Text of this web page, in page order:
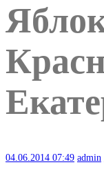
04.06.2014 07:49 admin